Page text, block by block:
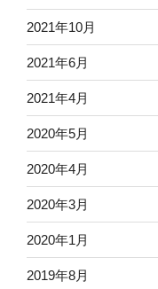
2021年10月
2021年6月
2021年4月
2020年5月
2020年4月
2020年3月
2020年1月
2019年8月